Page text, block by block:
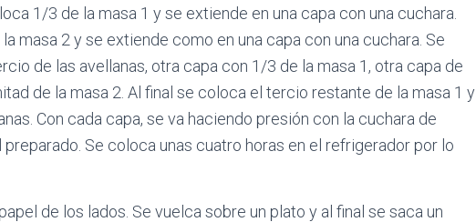
1/3 de la masa 1 y se extiende en una capa con una cuchara.
masa 2 y se extiende como en una capa con una cuchara. Se
de las avellanas, otra capa con 1/3 de la masa 1, otra capa de
de la masa 2. Al final se coloca el tercio restante de la masa 1 y
Con cada capa, se va haciendo presión con la cuchara de
Se coloca unas cuatro horas en el refrigerador por lo
de los lados. Se vuelca sobre un plato y al final se saca un